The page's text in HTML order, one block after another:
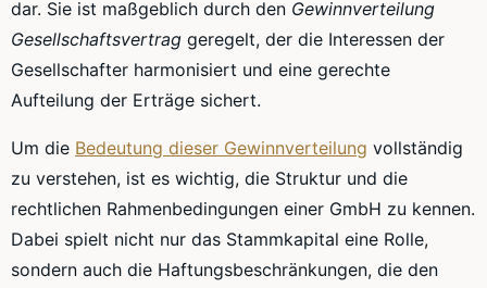
dar. Sie ist maßgeblich durch den Gewinnverteilung
Gesellschaftsvertrag geregelt, der die Interessen der
Gesellschafter harmonisiert und eine gerechte
Aufteilung der Erträge sichert.
Um die Bedeutung dieser Gewinnverteilung vollständig
zu verstehen, ist es wichtig, die Struktur und die
rechtlichen Rahmenbedingungen einer GmbH zu kennen.
Dabei spielt nicht nur das Stammkapital eine Rolle,
sondern auch die Haftungsbeschränkungen, die den